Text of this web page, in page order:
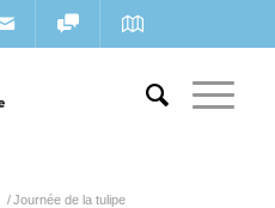
/ Journée de la tulipe